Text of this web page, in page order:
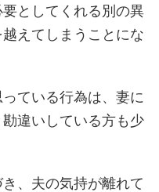
としてくれる別の異
えてしまうことにな
ている行為は、妻に
違いしている方も少
、夫の気持が離れて